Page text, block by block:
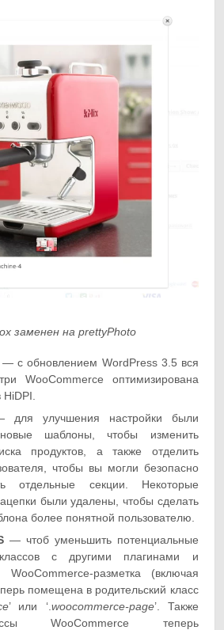
заменен на prettyPhoto
— с обновлением WordPress 3.5 вся
WooCommerce оптимизирована
улучшения настройки были
шаблоны, чтобы изменить
продуктов, а также отделить
чтобы вы могли безопасно
отдельные секции. Некоторые
были удалены, чтобы сделать
более понятной пользователю.
— чтоб уменьшить потенциальные
с другими плагинами и
разметка (включая
помещена в родительский класс
’ или ‘. woocommerce-page’. Также
WooCommerce теперь